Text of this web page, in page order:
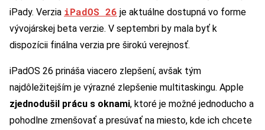
iPady. Verzia iPadOS 26 je aktuálne dostupná vo forme
vývojárskej beta verzie. V septembri by mala byť k
dispozícii finálna verzia pre širokú verejnosť.
iPadOS 26 prináša viacero zlepšení, avšak tým
najdôležitejším je výrazné zlepšenie multitaskingu. Apple
zjednodušil prácu s oknami, ktoré je možné jednoducho a
pohodlne zmenšovať a presúvať na miesto, kde ich chcete